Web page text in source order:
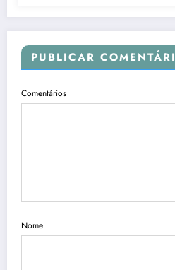
PUBLICAR
Comentários
Nome